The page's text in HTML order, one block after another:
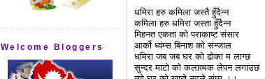
Welcome Bloggers
धमिरा हरु कमिला जस्तै हुँदैन्न
कमिला हरु धमिरा जस्ता हुँदैन्न
मिहनत एकता को पराकाष्ट संसार
आर्को ध्वंम्स बिनाश को संन्जाल
धमिरा जब जब घर को ढोका म लाग्छ
सुन्दर माटो को कलात्मक लेपन लगाउछ